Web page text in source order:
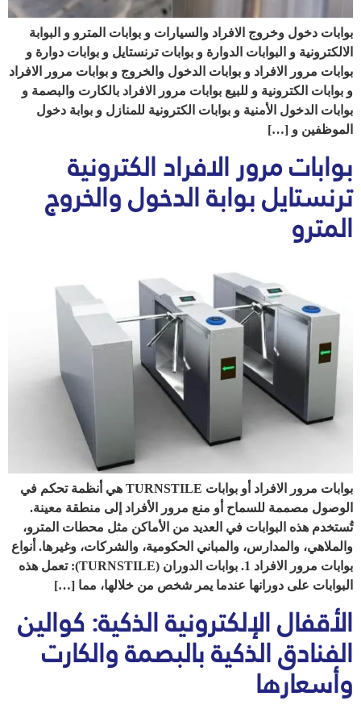
بوابات دخول وخروج الافراد والسيارات و بوابات المترو و البوابة
الالكترونية و البوابات الدوارة و بوابات ترنستايل و بوابات دوارة و
بوابات مرور الافراد و بوابات الدخول والخروج و بوابات مرور الافراد
و بوابات الكترونية و للبيع بوابات مرور الافراد بالكارت والبصمة و
بوابات الدخول الأمنية و بوابات الكترونية للمنازل و بوابة دخول
الموظفين و […]
بوابات مرور الافراد الكترونية
ترنستايل بوابة الدخول والخروج
المترو
بوابات مرور الافراد أو بوابات TURNSTILE هي أنظمة تحكم في
الوصول مصممة للسماح أو منع مرور الأفراد إلى منطقة معينة.
تُستخدم هذه البوابات في العديد من الأماكن مثل محطات المترو،
والملاهي، والمدارس، والمباني الحكومية، والشركات، وغيرها. أنواع
بوابات مرور الافراد 1. بوابات الدوران (TURNSTILE): تعمل هذه
البوابات على دورانها عندما يمر شخص من خلالها، مما […]
الأقفال الإلكترونية الذكية: كوالين
الفنادق الذكية بالبصمة والكارت
وأسعارها